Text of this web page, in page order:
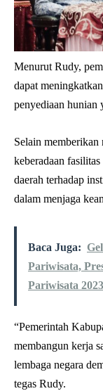
Menurut Rudy,
dapat
penyediaan hunian
Selain memberikan
keberadaan
daerah terhadap
dalam menjaga
Baca Juga:
Pariwisata,
Pariwisata 2023
“Pemerintah
membangun kerja
lembaga negara
tegas Rudy.